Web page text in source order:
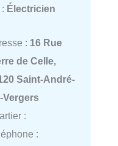
Électricien
: 16 Rue
de Celle,
Saint-André-
Vergers
:
: